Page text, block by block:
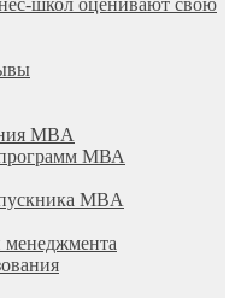
MBA
МВА
MBA